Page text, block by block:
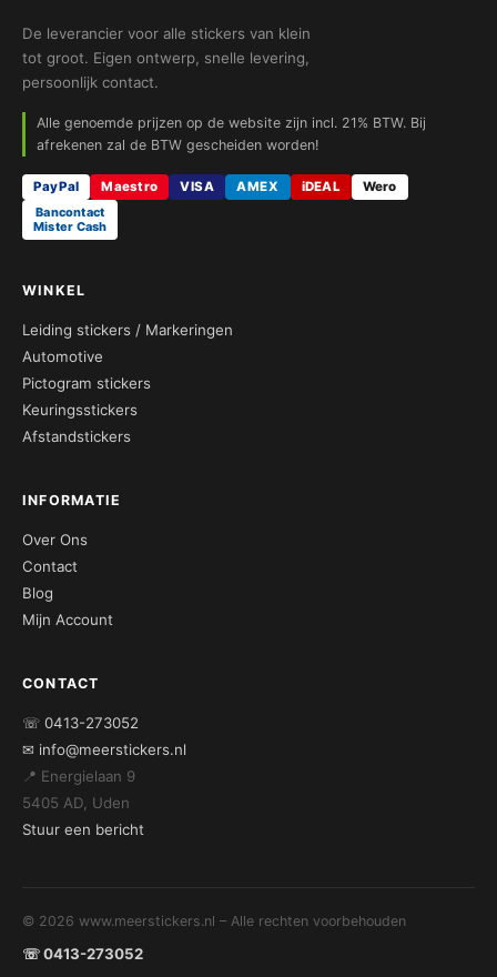
De leverancier voor alle stickers van klein
tot groot. Eigen ontwerp, snelle levering,
persoonlijk contact.
Alle genoemde prijzen op de website zijn incl. 21% BTW. Bij
afrekenen zal de BTW gescheiden worden!
PayPal Maestro VISA AMEX iDEAL
Wero
Bancontact
Mister Cash
WINKEL
Leiding stickers / Markeringen
Automotive
Pictogram stickers
Keuringsstickers
Afstandstickers
INFORMATIE
Over Ons
Contact
Blog
Mijn Account
CONTACT
☏ 0413-273052
✉ info@meerstickers.nl
📍 Energielaan 9
5405 AD, Uden
Stuur een bericht
© 2026 www.meerstickers.nl – Alle rechten voorbehouden
☏ 0413-273052